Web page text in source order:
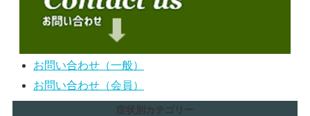
お問い合わせ（一般）
お問い合わせ（会員）
症状別カテゴリー